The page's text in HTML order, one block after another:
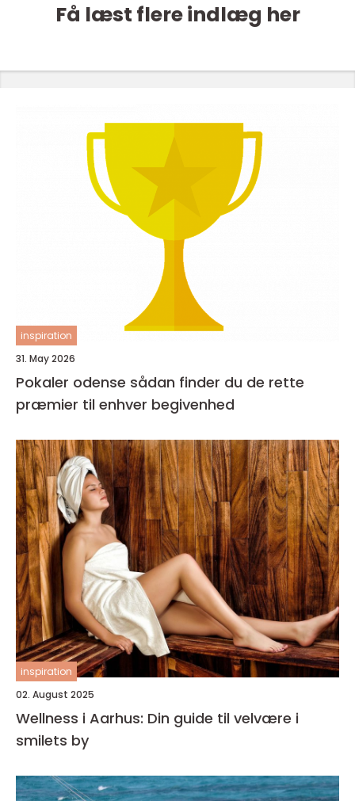
Få læst flere indlæg her
inspiration
31. May 2026
Pokaler odense sådan finder du de rette
præmier til enhver begivenhed
inspiration
02. August 2025
Wellness i Aarhus: Din guide til velvære i
smilets by